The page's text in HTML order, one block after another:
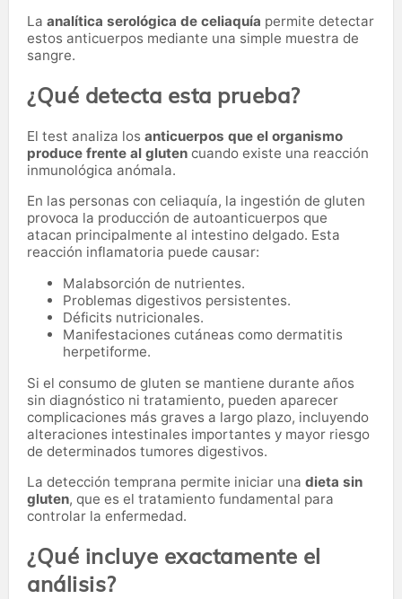
La analítica serológica de celiaquía permite detectar
estos anticuerpos mediante una simple muestra de
sangre.
¿Qué detecta esta prueba?
El test analiza los anticuerpos que el organismo
produce frente al gluten cuando existe una reacción
inmunológica anómala.
En las personas con celiaquía, la ingestión de gluten
provoca la producción de autoanticuerpos que
atacan principalmente al intestino delgado. Esta
reacción inflamatoria puede causar:
Malabsorción de nutrientes.
Problemas digestivos persistentes.
Déficits nutricionales.
Manifestaciones cutáneas como dermatitis
herpetiforme.
Si el consumo de gluten se mantiene durante años
sin diagnóstico ni tratamiento, pueden aparecer
complicaciones más graves a largo plazo, incluyendo
alteraciones intestinales importantes y mayor riesgo
de determinados tumores digestivos.
La detección temprana permite iniciar una dieta sin
gluten, que es el tratamiento fundamental para
controlar la enfermedad.
¿Qué incluye exactamente el
análisis?